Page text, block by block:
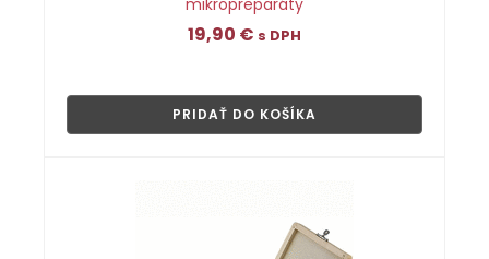
mikropreparáty
19,90 € s DPH
PRIDAŤ DO KOŠÍKA